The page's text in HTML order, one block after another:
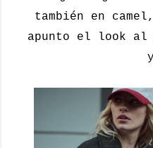
también en
apunto el look al